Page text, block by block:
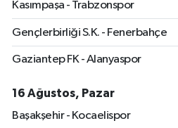
Kasımpaşa - Trabzonspor
Gençlerbirliği S.K. - Fenerbahçe
Gaziantep FK - Alanyaspor
16 Ağustos, Pazar
Başakşehir - Kocaelispor